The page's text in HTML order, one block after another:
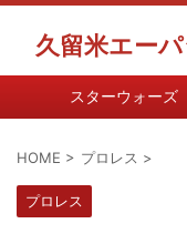
久留米エー
スターウォーズ
HOME > プロレス >
プロレス